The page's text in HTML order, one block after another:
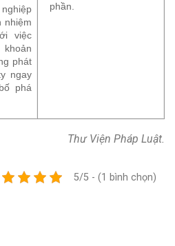
nhiệm
việc
phát
ngay
phá
phần.
Thư Viện Pháp Luật.
5/5 - (1 bình chọn)